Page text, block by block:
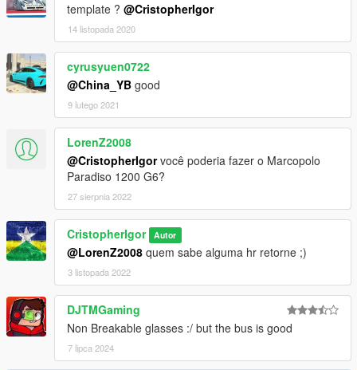
template ? @CristopherIgor
14 listopada 2020
cyrusyuen0722
@China_YB good
9 lutego 2021
LorenZ2008
@CristopherIgorvocê poderia fazer o Marcopolo
Paradiso 1200 G6?
27 sierpnia 2022
CristopherIgor Autor
@LorenZ2008 quem sabe alguma hr retorne ;)
3 listopada 2022
DJTMGaming
Non Breakable glasses :/ but the bus is good
7 lipca 2024